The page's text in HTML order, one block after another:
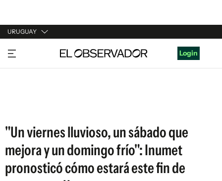
URUGUAY
URUGUAY
ARGENTINA
Login
"Un viernes lluvioso, un sábado que
mejora y un domingo frío": Inumet
pronosticó cómo estará este fin de